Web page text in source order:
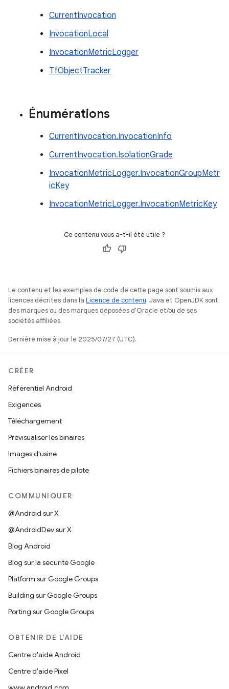
CurrentInvocation
InvocationLocal
InvocationMetricLogger
TfObjectTracker
Énumérations
CurrentInvocation.InvocationInfo
CurrentInvocation.IsolationGrade
InvocationMetricLogger.InvocationGroupMetr
icKey
InvocationMetricLogger.InvocationMetricKey
Ce contenu vous a-t-il été utile ?
Le contenu et les exemples de code de cette page sont soumis aux
licences décrites dans la Licence de contenu. Java et OpenJDK sont
des marques ou des marques déposées d'Oracle et/ou de ses
sociétés affiliées.
Dernière mise à jour le 2025/07/27 (UTC).
CRÉER
Référentiel Android
Exigences
Téléchargement
Prévisualiser les binaires
Images d'usine
Fichiers binaires de pilote
COMMUNIQUER
@Android sur X
@AndroidDev sur X
Blog Android
Blog sur la sécurité Google
Platform sur Google Groups
Building sur Google Groups
Porting sur Google Groups
OBTENIR DE L'AIDE
Centre d'aide Android
Centre d'aide Pixel